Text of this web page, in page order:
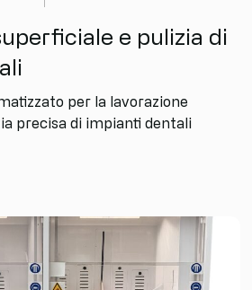
e pulizia di
per la lavorazione
precisa di impianti dentali